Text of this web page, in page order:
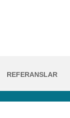
REFERANSLAR